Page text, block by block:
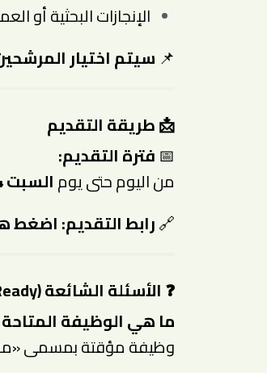
الإنجازات البحثية أو
📌 سيتم اختيار
📩 طريقة التقديم
📅فترة التقديم:
من اليوم حتى يومالسبت 1447/01/24هـ (2025/07/19م)
🔗رابط التقديم:اضغط
❓ الأسئلة الشائعة (AEO Ready)
ما هي الوظيفة
وظيفة مؤقتة بمسمى